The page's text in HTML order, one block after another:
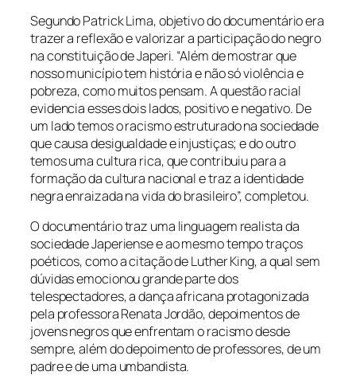
Segundo Patrick Lima, objetivo do documentário era
trazer a reflexão e valorizar a participação do negro
na constituição de Japeri. “Além de mostrar que
nosso município tem história e não só violência e
pobreza, como muitos pensam. A questão racial
evidencia esses dois lados, positivo e negativo. De
um lado temos o racismo estruturado na sociedade
que causa desigualdade e injustiças; e do outro
temos uma cultura rica, que contribuiu para a
formação da cultura nacional e traz a identidade
negra enraizada na vida do brasileiro”, completou.
O documentário traz uma linguagem realista da
sociedade Japeriense e ao mesmo tempo traços
poéticos, como a citação de Luther King, a qual sem
dúvidas emocionou grande parte dos
telespectadores, a dança africana protagonizada
pela professora Renata Jordão, depoimentos de
jovens negros que enfrentam o racismo desde
sempre, além do depoimento de professores, de um
padre e de uma umbandista.